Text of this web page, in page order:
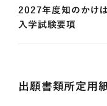
2027年度知のかけは
入学試験要項
出願書類所定用